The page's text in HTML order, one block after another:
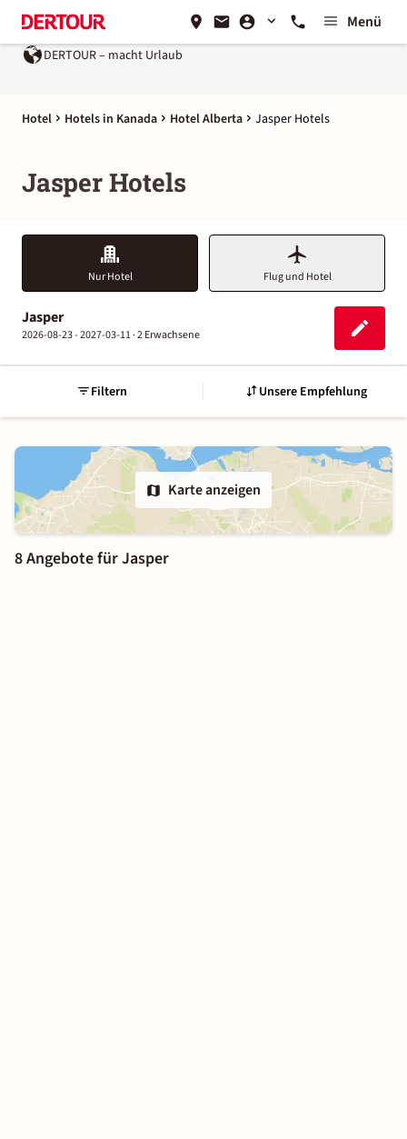
Menü
DERTOUR – macht Urlaub
Hotel Hotels in Kanada Hotel Alberta Jasper Hotels
Jasper Hotels
Nur Hotel Flug und Hotel
Jasper
2026-08-23 - 2027-03-11 ·2 Erwachsene
Filtern Unsere Empfehlung
Karte anzeigen
8 Angebote für Jasper